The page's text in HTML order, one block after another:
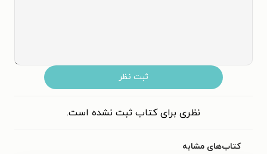
ثبت نظر
نظری برای کتاب ثبت نشده است.
کتاب‌های مشابه